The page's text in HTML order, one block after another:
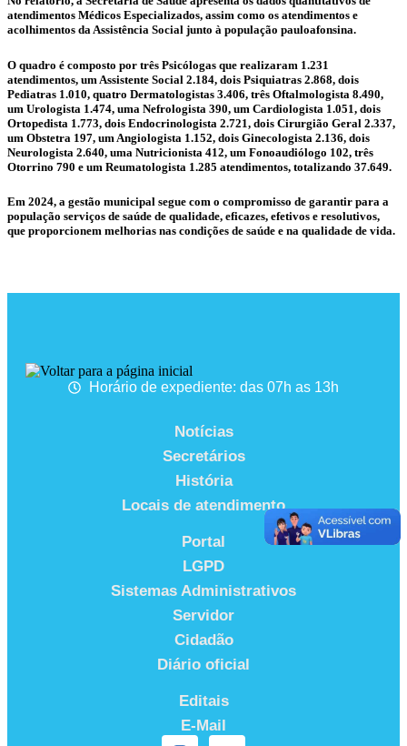
atendimentos Médicos Especializados, assim como os atendimentos e
acolhimentos da Assistência Social junto à população pauloafonsina.
O quadro é composto por três Psicólogas que realizaram 1.231
atendimentos, um Assistente Social 2.184, dois Psiquiatras 2.868, dois
Pediatras 1.010, quatro Dermatologistas 3.406, três Oftalmologista 8.490,
um Urologista 1.474, uma Nefrologista 390, um Cardiologista 1.051, dois
Ortopedista 1.773, dois Endocrinologista 2.721, dois Cirurgião Geral 2.337,
um Obstetra 197, um Angiologista 1.152, dois Ginecologista 2.136, dois
Neurologista 2.640, uma Nutricionista 412, um Fonoaudiólogo 102, três
Otorrino 790 e um Reumatologista 1.285 atendimentos, totalizando 37.649.
Em 2024, a gestão municipal segue com o compromisso de garantir para a
população serviços de saúde de qualidade, eficazes, efetivos e resolutivos,
que proporcionem melhorias nas condições de saúde e na qualidade de vida.
Horário de expediente: das 07h as 13h
Notícias
Secretários
História
Locais de atendimento
Portal
LGPD
Sistemas Administrativos
Servidor
Cidadão
Diário oficial
Editais
E-Mail